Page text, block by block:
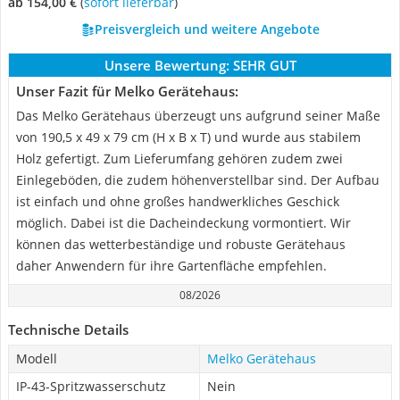
Preisvergleich und weitere Angebote
Unsere Bewertung: SEHR GUT
Unser Fazit für Melko Gerätehaus:
Das Melko Gerätehaus überzeugt uns aufgrund seiner Maße
von 190,5 x 49 x 79 cm (H x B x T) und wurde aus stabilem
Holz gefertigt. Zum Lieferumfang gehören zudem zwei
Einlegeböden, die zudem höhenverstellbar sind. Der Aufbau
ist einfach und ohne großes handwerkliches Geschick
möglich. Dabei ist die Dacheindeckung vormontiert. Wir
können das wetterbeständige und robuste Gerätehaus
daher Anwendern für ihre Gartenfläche empfehlen.
08/2026
Technische Details
Modell
Melko Gerätehaus
IP-43-Spritzwasserschutz
Nein